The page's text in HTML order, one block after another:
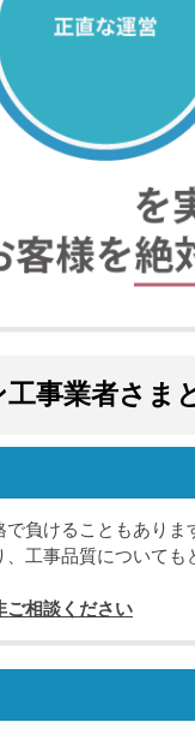
事業者さま
負けることもありま
工事品質について
ご相談ください